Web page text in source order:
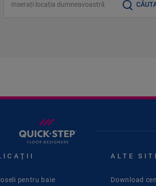
pentru baie
ALTE
Download